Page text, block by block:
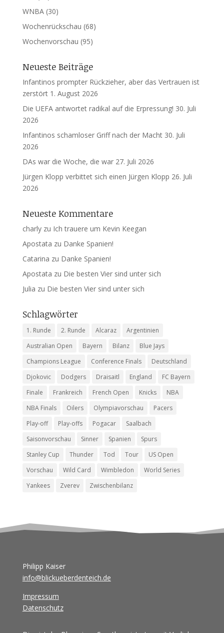
WNBA(30)
Wochenrückschau (68)
Wochenvorschau (95)
Neueste Beiträge
Infantinos prompter Rückzieher, aber das Vertrauen ist
zerstört 1. August 2026
Die UEFA antwortet radikal auf die Erpressung! 30. Juli
2026
Infantinos schamloser Griff nach der Macht 30. Juli
2026
DAs war die Woche, die war 27. Juli 2026
Jürgen Klopp verbittet sich einen Jürgen Klopp 26. Juli
2026
Neueste Kommentare
charlyzu Ich trauere um Kevin Keegan
Apostata zu Danke Spanien!
Catarina zu Danke Spanien!
Apostata zu Die besten Vier sind unter sich
Julia zu Die besten Vier sind unter sich
Schlagwörter
1. Runde 2. Runde Alcaraz
Argentinien
Australian Open
Bayern Bilanz
Blue Jays
Champions League
Conference Finals
Deutschland
Djokovic
Dodgers Draisaitl England
FC Bayern
Finale
Frankreich French Open Knicks
NBA
NBA Finals
Oilers Olympiavorschau
Pacers
Play-off
Play-offs Pogacar
Saalbach
Saisonvorschau
Sinner Spanien
Spurs
Stanley Cup
Thunder Tod Tour
US Open
Vorschau
Wild Card Wimbledon
World Series
Yankees
Zverev Zwischenbilanz
Philipp Kaiser
info@blickueberdenteich.de
Impressum
Datenschutz